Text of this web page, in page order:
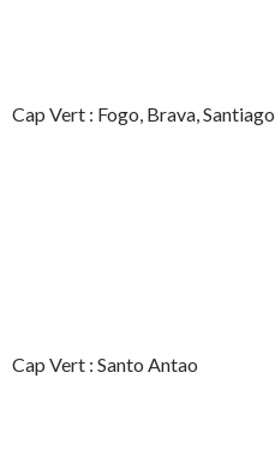
Cap Vert : Fogo, Brava, Santiago
Cap Vert : Santo Antao